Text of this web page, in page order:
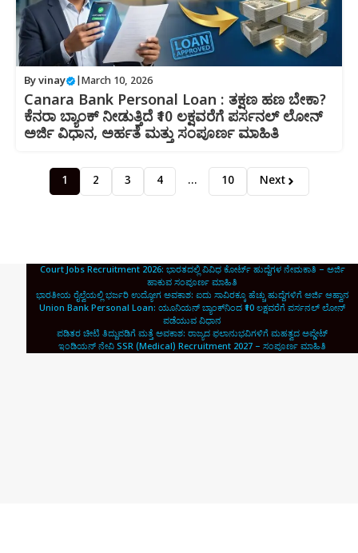
Byvinay March 10, 2026
Canara Bank Personal Loan : ತಕ್ಷಣ ಹಣ ಬೇಕಾ?
ಕೆನರಾ ಬ್ಯಾಂಕ್ ನೀಡುತ್ತಿದೆ ₹10 ಲಕ್ಷವರೆಗೆ ಪರ್ಸನಲ್ ಲೋನ್
ಅರ್ಜಿ ವಿಧಾನ, ಅರ್ಹತೆ ಮತ್ತು ಸಂಪೂರ್ಣ ಮಾಹಿತಿ
1 2 3 4 … 10 Next
Court Jobs Recruitment 2026: ಭಾರತದಲ್ಲಿ ವಿವಿಧ ಕೋರ್ಟ್ ಹುದ್ದೆಗಳ ನೇಮಕಾತಿ – ಅರ್ಜಿ
ಹಾಕುವ ಸಂಪೂರ್ಣ ಮಾಹಿತಿ
ಭಾರತೀಯ ರೈಲ್ವೆಯಲ್ಲಿ ಭರ್ಜರಿ ಉದ್ಯೋಗ ಅವಕಾಶ: ಐದು ಸಾವಿರಕ್ಕೂ ಹೆಚ್ಚು ಹುದ್ದೆಗಳಿಗೆ ಅರ್ಜಿ ಆಹ್ವಾನ
Union Bank Personal Loan: ಯೂನಿಯನ್ ಬ್ಯಾಂಕ್‌ನಿಂದ ₹10 ಲಕ್ಷವರೆಗೆ ಪರ್ಸನಲ್ ಲೋನ್
ಪಡೆಯುವ ವಿಧಾನ
ಪಡಿತರ ಚೀಟಿ ತಿದ್ದುಪಡಿಗೆ ಮತ್ತೆ ಅವಕಾಶ: ರಾಜ್ಯದ ಫಲಾನುಭವಿಗಳಿಗೆ ಮಹತ್ವದ ಅಪ್ಡೇಟ್
ಇಂಡಿಯನ್ ನೇವಿ SSR (Medical) Recruitment 2027 – ಸಂಪೂರ್ಣ ಮಾಹಿತಿ